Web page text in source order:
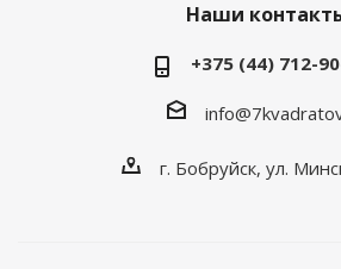
Наши
+375 (44) 712-
г. Бобруйск, ул.